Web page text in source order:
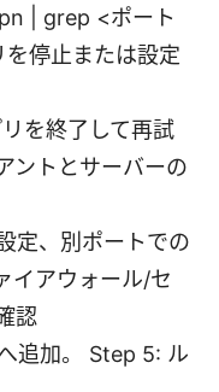
| grep <ポート
停止または設定
を終了して再試
ントとサーバーの
定、別ポートでの
イアウォール/セ
認
追加。 Step 5: ル